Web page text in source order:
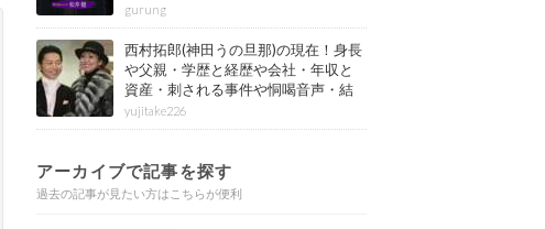
gurung
西村拓郎(神田うの旦那)の現在！身長
や父親・学歴と経歴や会社・年収と
資産・刺される事件や恫喝音声・結
婚と子供や自宅・脳梗塞の病気もま
とめ
yujitake226
アーカイブで記事を探す
過去の記事が見たい方はこちらが便利